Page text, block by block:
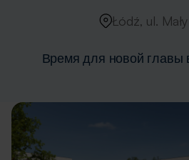
Łódź, ul.
Время для новой главы